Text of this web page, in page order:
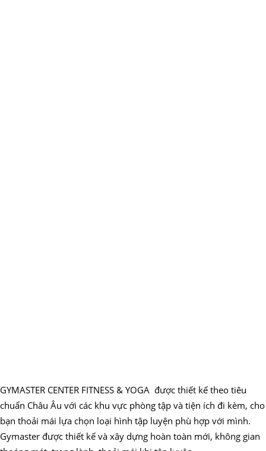
GYMASTER CENTER FITNESS & YOGA được thiết kế theo tiêu
chuẩn Châu Âu với các khu vực phòng tập và tiện ích đi kèm, cho
bạn thoải mái lựa chọn loại hình tập luyện phù hợp với mình.
Gymaster được thiết kế và xây dựng hoàn toàn mới, không gian